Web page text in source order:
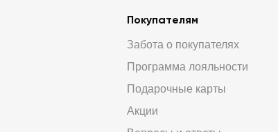
Покупателям
Забота о покупателях
Программа лояльности
Подарочные карты
Акции